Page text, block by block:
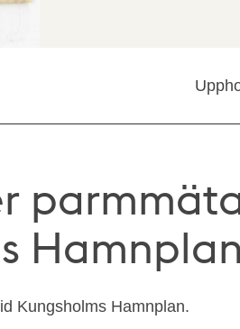
Hamnplan
Kungsholms Hamnplan.